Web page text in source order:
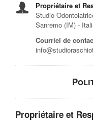
Propriétaire et
Studio
Sanremo (IM) -
Courriel de
Propriétaire et